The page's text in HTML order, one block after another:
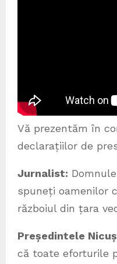
Vă prezentăm în
declarațiilor de
Jurnalist:
spuneți oamenilor
războiul din țara
Președintele
că toate eforturile